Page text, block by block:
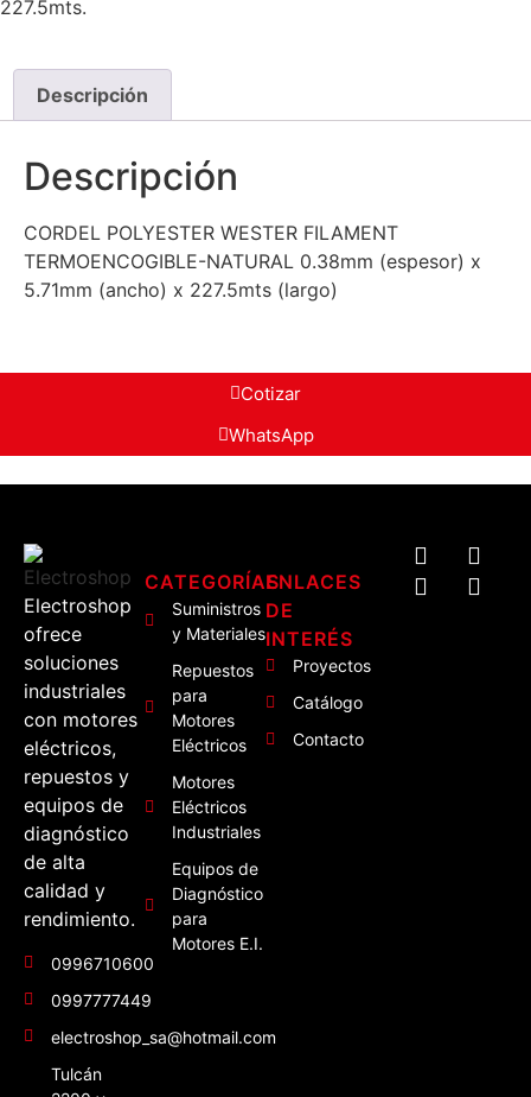
227.5mts.
Descripción
Descripción
CORDEL POLYESTER WESTER FILAMENT
TERMOENCOGIBLE-NATURAL 0.38mm (espesor) x
5.71mm (ancho) x 227.5mts (largo)
Cotizar
WhatsApp
Electroshop
ofrece
soluciones
industriales
con motores
eléctricos,
repuestos y
equipos de
diagnóstico
de alta
calidad y
rendimiento.
0996710600
0997777449
electroshop_sa@hotmail.com
Tulcán
CATEGORÍAS
Suministros
y Materiales
Repuestos
para
Motores
Eléctricos
Motores
Eléctricos
Industriales
Equipos de
Diagnóstico
para
Motores E.I.
ENLACES
DE
INTERÉS
Proyectos
Catálogo
Contacto